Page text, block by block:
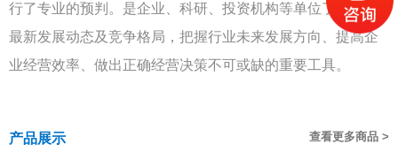
行了专业的预判。是企业、科研、投资机构等单位了解行业
最新发展动态及竞争格局，把握行业未来发展方向、提高企
业经营效率、做出正确经营决策不可或缺的重要工具。
查看更多商品 >
产品展示